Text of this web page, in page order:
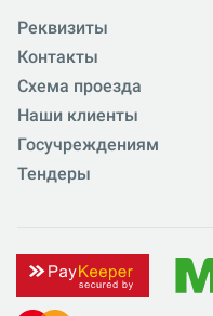
Реквизиты
Контакты
Схема проезда
Наши клиенты
Госучреждениям
Тендеры